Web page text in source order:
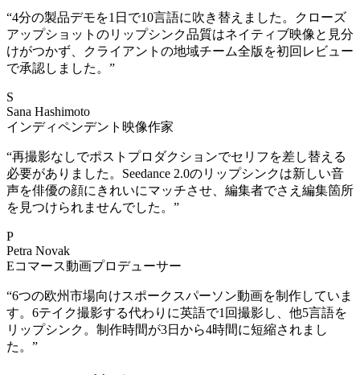
“4分の製品デモを1日で10言語に吹き替えました。クローズ
アップショットのリップシンク品質はネイティブ映像と見分
けがつかず、クライアントの地域チーム全版を初回レビュー
で承認しました。 ”
S
Sana Hashimoto
インディペンデント映像作家
“再撮影なしでポストプロダクションでセリフを差し替える
必要がありました。Seedance 2.0のリップシンクは新しい音
声を俳優の顔にきれいにマッチさせ、編集者でさえ編集箇所
を見つけられませんでした。 ”
P
Petra Novak
Eコマース動画プロデューサー
“6つの欧州市場向けスポークスパーソン動画を制作していま
す。6テイク撮影する代わりに英語で1回撮影し、他5言語を
リップシンク。制作時間が3日から4時間に短縮されまし
た。 ”